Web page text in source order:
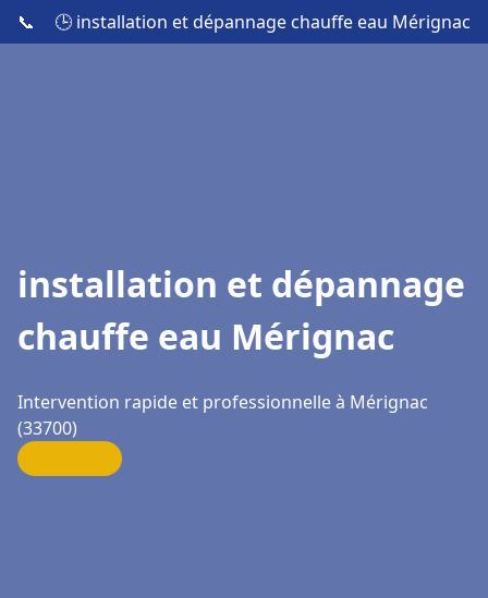
📞 🕒 installation et dépannage chauffe eau Mérignac
installation et dépannage
chauffe eau Mérignac
Intervention rapide et professionnelle à Mérignac
(33700)